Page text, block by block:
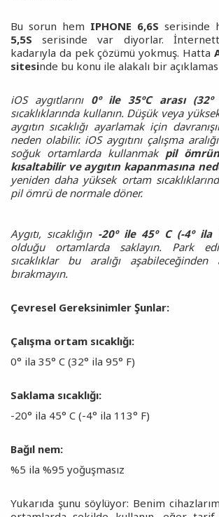
Bu sorun hem IPHONE 6,6S serisinde
5,5S serisinde var diyorlar.
kadarıyla da pek çözümü yokmuş. Hatta
sitesinde bu konu ile alakalı bir
iOS aygıtlarını 0º ile 35ºC arası (32º
sıcaklıklarında kullanın. Düşük veya
aygıtın sıcaklığı ayarlamak için
neden olabilir. iOS aygıtını çalışma
soğuk ortamlarda kullanmak pil
kısaltabilir ve aygıtın kapanmasına
yeniden daha yüksek ortam
pil ömrü de normale döner.
Aygıtı, sıcaklığın -20º ile 45º C (-4º ila
olduğu ortamlarda saklayın. Park
sıcaklıklar bu aralığı aşabileceğinden
bırakmayın.
Çevresel Gereksinimler Şunlar:
Çalışma ortam sıcaklığı:
0° ila 35° C (32° ila 95° F)
Saklama sıcaklığı:
-20° ila 45° C (-4° ila 113° F)
Bağıl nem:
%5 ila %95 yoğuşmasız
Yukarıda şunu söylüyor: Benim